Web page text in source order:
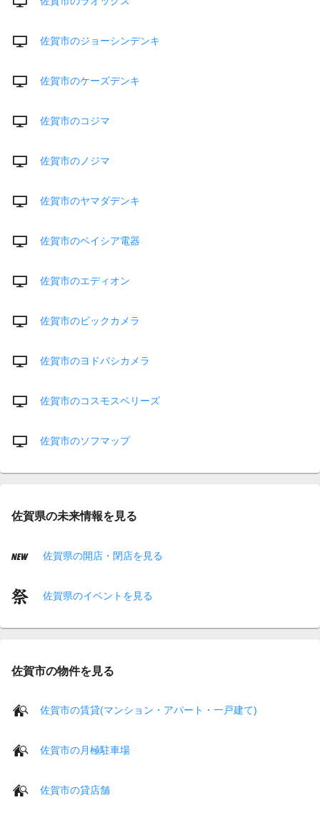
佐賀市のジョーシンデンキ
佐賀市のケーズデンキ
佐賀市のコジマ
佐賀市のノジマ
佐賀市のヤマダデンキ
佐賀市のベイシア電器
佐賀市のエディオン
佐賀市のビックカメラ
佐賀市のヨドバシカメラ
佐賀市のコスモスベリーズ
佐賀市のソフマップ
佐賀県の未来情報を見る
佐賀県の開店・閉店を見る
佐賀県のイベントを見る
佐賀市の物件を見る
佐賀市の賃貸(マンション・アパート・一戸建て)
佐賀市の月極駐車場
佐賀市の貸店舗